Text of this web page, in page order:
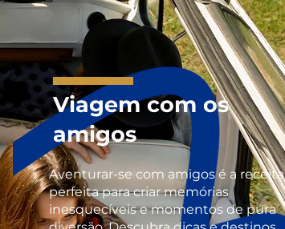
Viagem com os
amigos
Aventurar-se com amigos é a receita
perfeita para criar memórias
inesquecíveis e momentos de pura